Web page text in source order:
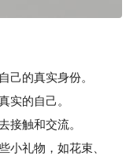
己的真实身份。
的自己。
触和交流。
礼物，如花束、